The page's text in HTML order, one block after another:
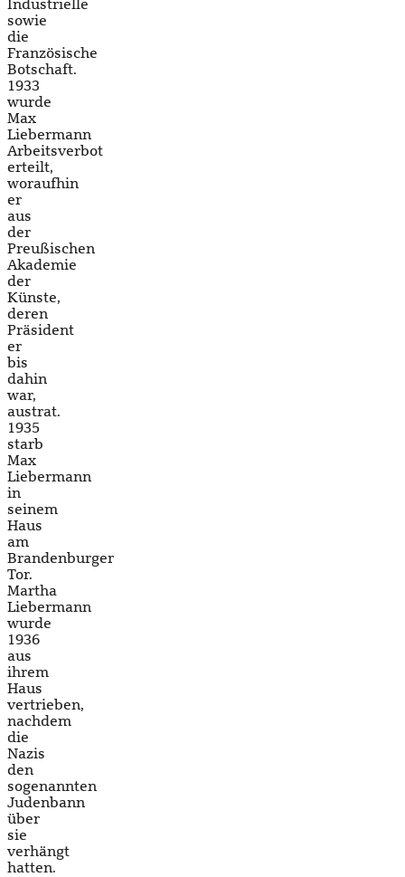
Industrielle
sowie
die
Französische
Botschaft.
1933
wurde
Max
Liebermann
Arbeitsverbot
erteilt,
woraufhin
er
aus
der
Preußischen
Akademie
der
Künste,
deren
Präsident
er
bis
dahin
war,
austrat.
1935
starb
Max
Liebermann
in
seinem
Haus
am
Brandenburger
Tor.
Martha
Liebermann
wurde
1936
aus
ihrem
Haus
vertrieben,
nachdem
die
Nazis
den
sogenannten
Judenbann
über
sie
verhängt
hatten.